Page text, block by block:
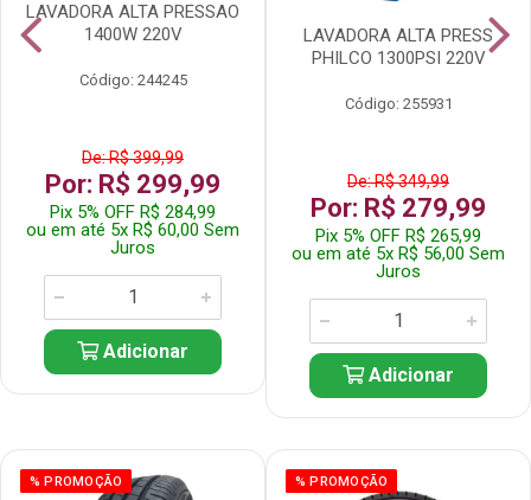
LAVADORA ALTA PRESSAO
1400W 220V
Código: 244245
De: R$ 399,99
Por: R$ 299,99
Pix 5% OFF R$ 284,99
ou em até 5x R$ 60,00 Sem
Juros
Adicionar
LAVADORA ALTA PRESS
PHILCO 1300PSI 220V
Código: 255931
De: R$ 349,99
Por: R$ 279,99
Pix 5% OFF R$ 265,99
ou em até 5x R$ 56,00 Sem
Juros
Adicionar
% PROMOÇÃO % PROMOÇÃO